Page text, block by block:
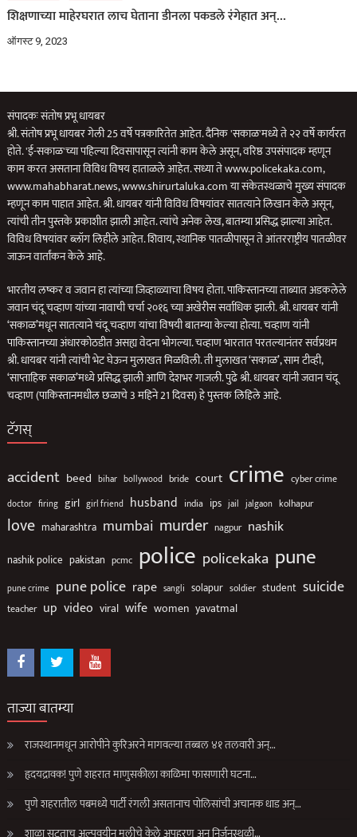
शिक्षणाच्या माहेरघरात लाच घेताना डीनला पकडले रंगेहात अन्…
ऑगस्ट 9, 2023
संपादकः संतोष प्रभू धायबर
श्री. संतोष प्रभू धायबर गेली 25 वर्षे पत्रकारितेत आहेत. दैनिक 'सकाळ'मध्ये ते २२ वर्षे कार्यरत
होते. 'ई-सकाळ'च्या पहिल्या दिवसापासून त्यांनी काम केले असून, वरिष्ठ उपसंपादक म्हणून
काम करत असताना विविध विषय हाताळले आहेत. सध्या ते www.policekaka.com,
www.mahabharat.news, www.shirurtaluka.com या संकेतस्थळाचे मुख्य संपादक
म्हणून काम पाहात आहेत. श्री. धायबर यांनी विविध विषयांवर सातत्याने लिखान केले असून,
त्यांची तीन पुस्तके प्रकाशीत झाली आहेत. त्यांचे अनेक लेख, बातम्या प्रसिद्ध झाल्या आहेत.
विविध विषयांवर ब्लॉग लिहीले आहेत. शिवाय, स्थानिक पातळीपासून ते आंतरराष्ट्रीय पातळीवर
जाऊन वार्तांकन केले आहे.
भारतीय लष्कर व जवान हा त्यांच्या जिव्हाळ्याचा विषय होता. पाकिस्तानच्या ताब्यात अडकलेले
जवान चंदू चव्हाण यांच्या नावाची चर्चा २०१६ च्या अखेरीस सर्वाधिक झाली. श्री. धायबर यांनी
‘सकाळ’मधून सातत्याने चंदू चव्हाण यांचा विषयी बातम्या केल्या होत्या. चव्हाण यांनी
पाकिस्तानच्या अंधारकोठडीत असह्य वेदना भोगल्या. चव्हाण भारतात परतल्यानंतर सर्वप्रथम
श्री. धायबर यांनी त्यांची भेट घेऊन मुलाखत मिळविली. ती मुलाखत ‘सकाळ’, साम टीव्ही,
‘साप्ताहिक सकाळ’मध्ये प्रसिद्ध झाली आणि देशभर गाजली. पुढे श्री. धायबर यांनी जवान चंदू
चव्हाण (पाकिस्तानमधील छळाचे 3 महिने 21 दिवस) हे पुस्तक लिहिले आहे.
टॅगस्
accident beed bihar bollywood bride court crime cyber crime
doctor firing girl girl friend husband india ips jail jalgaon kolhapur
love maharashtra mumbai murder nagpur nashik
nashik police pakistan pcmc police policekaka pune
pune crime pune police rape sangli solapur soldier student suicide
teacher up video viral wife women yavatmal
ताज्या बातम्या
राजस्थानमधून आरोपीने कुरिअरने मागवल्या तब्बल ४१ तलवारी अन्…
हृदयद्रावक! पुणे शहरात माणुसकीला काळिमा फासणारी घटना…
पुणे शहरातील पबमध्ये पार्टी रंगली असतानाच पोलिसांची अचानक धाड अन्…